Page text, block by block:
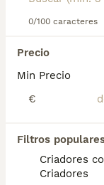
0/100 caracteres
Precio
Min Precio
€
Filtros
Criadores
Criadores
¿Cómo
del